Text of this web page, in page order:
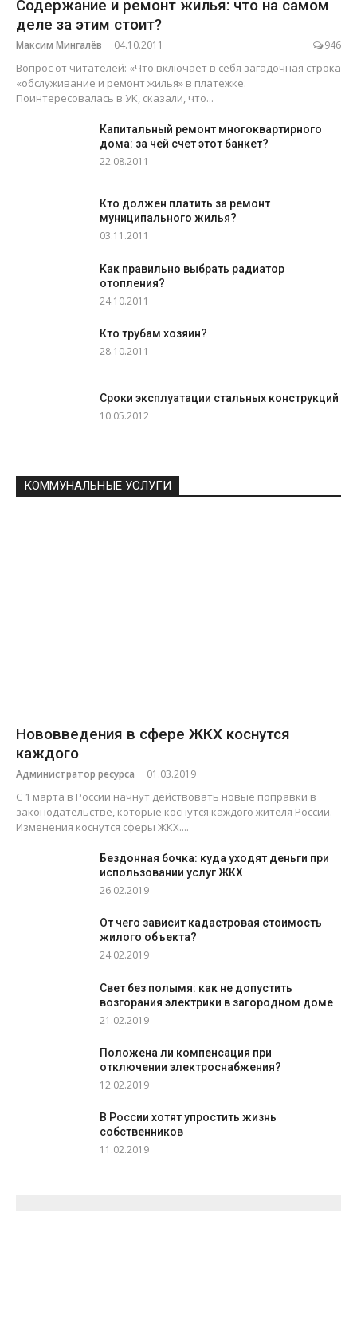
Содержание и ремонт жилья: что на самом
деле за этим стоит?
Максим Мингалёв 04.10.2011 946
Вопрос от читателей: «Что включает в себя загадочная строка
«обслуживание и ремонт жилья» в платежке.
Поинтересовалась в УК, сказали, что...
Капитальный ремонт многоквартирного
дома: за чей счет этот банкет?
22.08.2011
Кто должен платить за ремонт
муниципального жилья?
03.11.2011
Как правильно выбрать радиатор
отопления?
24.10.2011
Кто трубам хозяин?
28.10.2011
Сроки эксплуатации стальных конструкций
10.05.2012
КОММУНАЛЬНЫЕ УСЛУГИ
Нововведения в сфере ЖКХ коснутся
каждого
Администратор ресурса 01.03.2019
С 1 марта в России начнут действовать новые поправки в
законодательстве, которые коснутся каждого жителя России.
Изменения коснутся сферы ЖКХ....
Бездонная бочка: куда уходят деньги при
использовании услуг ЖКХ
26.02.2019
От чего зависит кадастровая стоимость
жилого объекта?
24.02.2019
Свет без полымя: как не допустить
возгорания электрики в загородном доме
21.02.2019
Положена ли компенсация при
отключении электроснабжения?
12.02.2019
В России хотят упростить жизнь
собственников
11.02.2019